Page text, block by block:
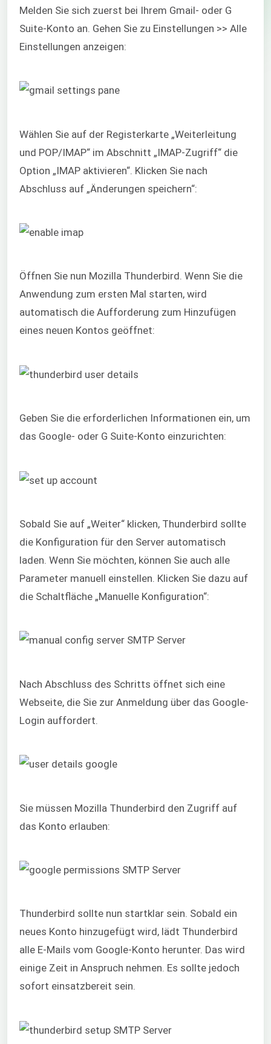
Melden Sie sich zuerst bei Ihrem Gmail- oder G
Suite-Konto an. Gehen Sie zu Einstellungen >> Alle
Einstellungen anzeigen:
Wählen Sie auf der Registerkarte „Weiterleitung
und POP/IMAP“ im Abschnitt „IMAP-Zugriff“ die
Option „IMAP aktivieren“. Klicken Sie nach
Abschluss auf „Änderungen speichern“:
Öffnen Sie nun Mozilla Thunderbird. Wenn Sie die
Anwendung zum ersten Mal starten, wird
automatisch die Aufforderung zum Hinzufügen
eines neuen Kontos geöffnet:
Geben Sie die erforderlichen Informationen ein, um
das Google- oder G Suite-Konto einzurichten:
Sobald Sie auf „Weiter“ klicken, Thunderbird sollte
die Konfiguration für den Server automatisch
laden. Wenn Sie möchten, können Sie auch alle
Parameter manuell einstellen. Klicken Sie dazu auf
die Schaltfläche „Manuelle Konfiguration“:
Nach Abschluss des Schritts öffnet sich eine
Webseite, die Sie zur Anmeldung über das Google-
Login auffordert.
Sie müssen Mozilla Thunderbird den Zugriff auf
das Konto erlauben:
Thunderbird sollte nun startklar sein. Sobald ein
neues Konto hinzugefügt wird, lädt Thunderbird
alle E-Mails vom Google-Konto herunter. Das wird
einige Zeit in Anspruch nehmen. Es sollte jedoch
sofort einsatzbereit sein.